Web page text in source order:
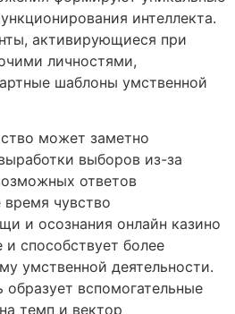
интеллекта.
активирующиеся при
личностями,
шаблоны умственной
может заметно
выборов из-за
ответов
чувство
и осознания онлайн казино
способствует более
умственной деятельности.
образует вспомогательные
темп и вектор